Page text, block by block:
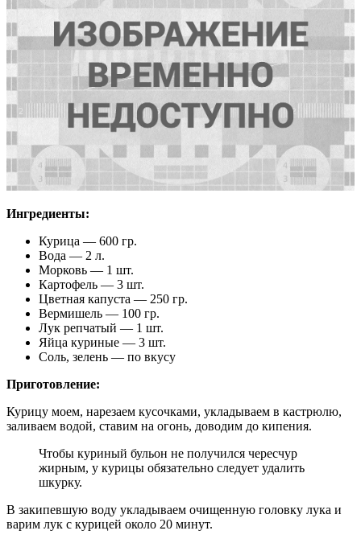
Ингредиенты:
Курица — 600 гр.
Вода — 2 л.
Морковь — 1 шт.
Картофель — 3 шт.
Цветная капуста — 250 гр.
Вермишель — 100 гр.
Лук репчатый — 1 шт.
Яйца куриные — 3 шт.
Соль, зелень — по вкусу
Приготовление:
Курицу моем, нарезаем кусочками, укладываем в кастрюлю,
заливаем водой, ставим на огонь, доводим до кипения.
Чтобы куриный бульон не получился чересчур
жирным, у курицы обязательно следует удалить
шкурку.
В закипевшую воду укладываем очищенную головку лука и
варим лук с курицей около 20 минут.